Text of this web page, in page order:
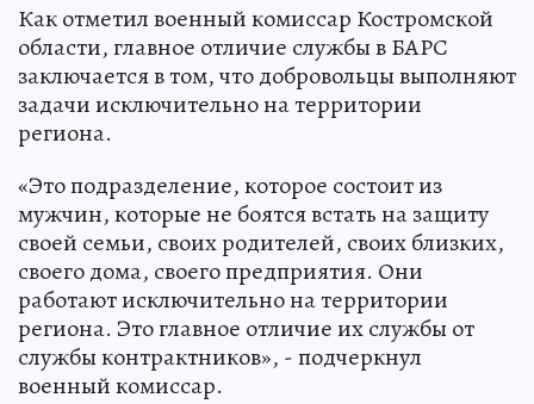
Как отметил военный комиссар Костромской
области, главное отличие службы в БАРС
заключается в том, что добровольцы выполняют
задачи исключительно на территории
региона.
«Это подразделение, которое состоит из
мужчин, которые не боятся встать на защиту
своей семьи, своих родителей, своих близких,
своего дома, своего предприятия. Они
работают исключительно на территории
региона. Это главное отличие их службы от
службы контрактников», - подчеркнул
военный комиссар.